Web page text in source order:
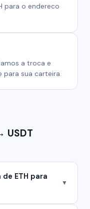
para o endereco
a troca e
para sua carteira.
USDT
ETH para
▼